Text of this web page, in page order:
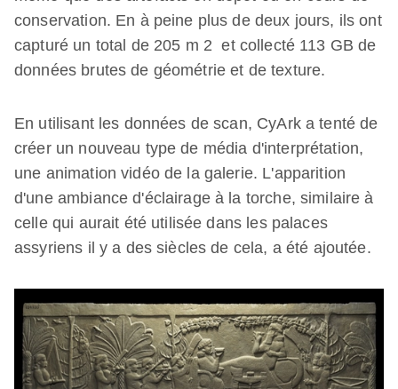
conservation. En à peine plus de deux jours, ils ont
capturé un total de 205 m 2 et collecté 113 GB de
données brutes de géométrie et de texture.
En utilisant les données de scan, CyArk a tenté de
créer un nouveau type de média d'interprétation,
une animation vidéo de la galerie. L'apparition
d'une ambiance d'éclairage à la torche, similaire à
celle qui aurait été utilisée dans les palaces
assyriens il y a des siècles de cela, a été ajoutée.